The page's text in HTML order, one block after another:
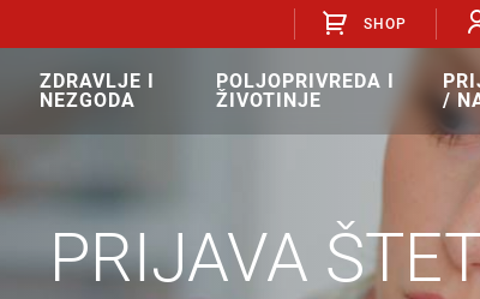
SHOP
ZDRAVLJE I
NEZGODA
POLJOPRIVREDA I
ŽIVOTINJE
/
PRIJAVA